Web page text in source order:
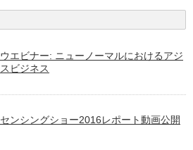
ウエビナー: ニューノーマルにおけるアジ
ビジネス
ンシングショー2016レポート動画公開